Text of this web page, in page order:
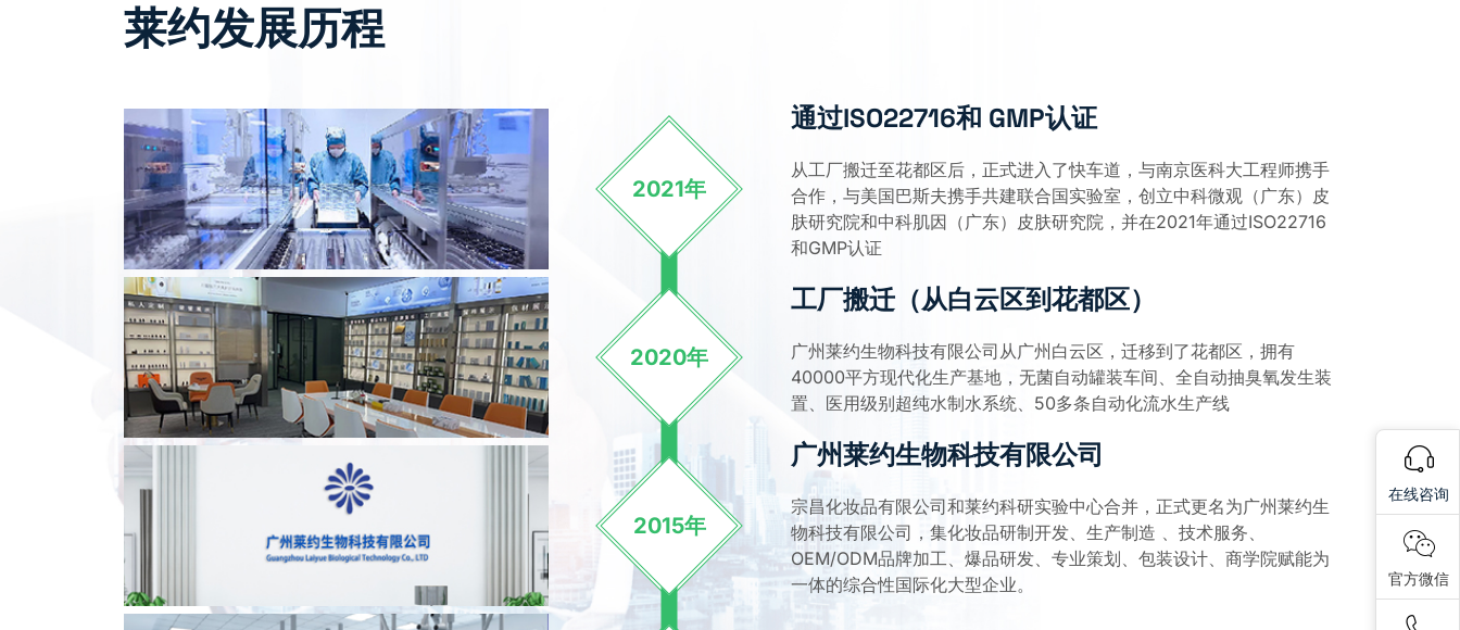
莱约发展历程
2021年
通过ISO22716和 GMP认证
从工厂搬迁至花都区后，正式进入了快车道，与南京医科大工程师携手
合作，与美国巴斯夫携手共建联合国实验室，创立中科微观（广东）皮
肤研究院和中科肌因（广东）皮肤研究院，并在2021年通过ISO22716
和GMP认证
2020年
工厂搬迁（从白云区到花都区）
广州莱约生物科技有限公司从广州白云区，迁移到了花都区，拥有
40000平方现代化生产基地，无菌自动罐装车间、全自动抽臭氧发生装
置、医用级别超纯水制水系统、50多条自动化流水生产线
2015年
广州莱约生物科技有限公司
宗昌化妆品有限公司和莱约科研实验中心合并，正式更名为广州莱约生
物科技有限公司，集化妆品研制开发、生产制造 、技术服务、
OEM/ODM品牌加工、爆品研发、专业策划、包装设计、商学院赋能为
一体的综合性国际化大型企业。
在线咨询
官方微信